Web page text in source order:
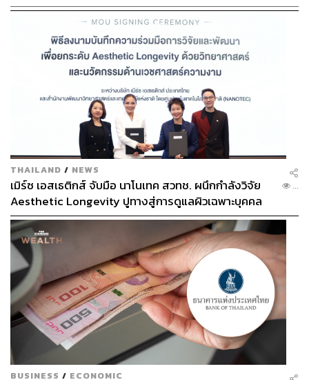
THAILAND / NEWS
เมิร์ซ เอสเธติกส์ จับมือ นาโนเทค สวทช. ผนึกกำลังวิจัย
Aesthetic Longevity ปูทางสู่การดูแลผิวเฉพาะบุคคล
[PR NEWS]
...
BUSINESS / ECONOMIC